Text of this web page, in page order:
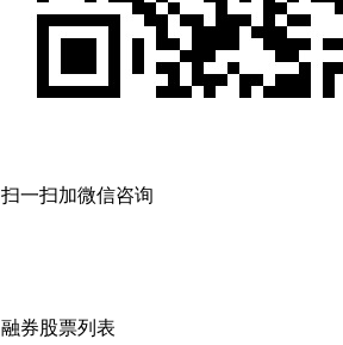
扫一扫加微信咨询
融券股票列表